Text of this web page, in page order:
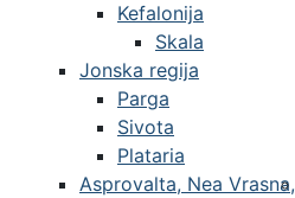
Kefalonija
Skala
Jonska regija
Parga
Sivota
Plataria
Asprovalta, Nea Vrasna,